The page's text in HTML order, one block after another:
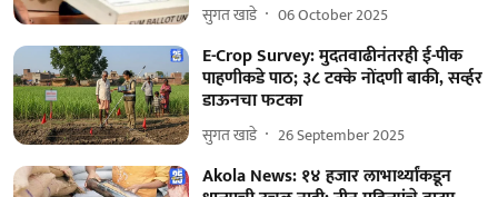
सुगत खाडे 06 October 2025
E-Crop Survey: मुदतवाढीनंतरही ई-पीक
पाहणीकडे पाठ; ३८ टक्के नोंदणी बाकी, सर्व्हर
डाऊनचा फटका
सुगत खाडे 26 September 2025
Akola News: १४ हजार लाभार्थ्यांकडून